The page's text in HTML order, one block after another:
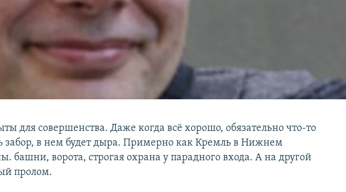
для совершенства. Даже когда всё хорошо, обязательно что-то
забор, в нем будет дыра. Примерно как Кремль в Нижнем
башни, ворота, строгая охрана у парадного входа. А на другой
пролом.